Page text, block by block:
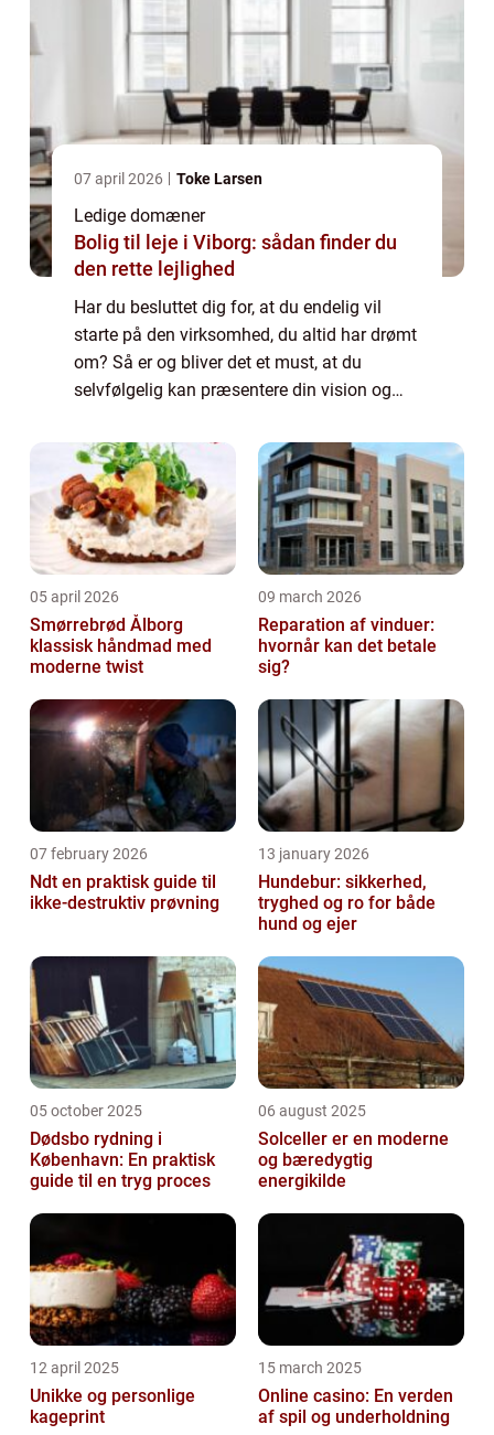
07 april 2026 Toke Larsen
Ledige domæner
Bolig til leje i Viborg: sådan finder du
den rette lejlighed
Har du besluttet dig for, at du endelig vil
starte på den virksomhed, du altid har drømt
om? Så er og bliver det et must, at du
selvfølgelig kan præsentere din vision og
...
05 april 2026
Smørrebrød Ålborg
klassisk håndmad med
moderne twist
09 march 2026
Reparation af vinduer:
hvornår kan det betale
sig?
07 february 2026
Ndt en praktisk guide til
ikke-destruktiv prøvning
13 january 2026
Hundebur: sikkerhed,
tryghed og ro for både
hund og ejer
05 october 2025
Dødsbo rydning i
København: En praktisk
guide til en tryg proces
06 august 2025
Solceller er en moderne
og bæredygtig
energikilde
12 april 2025
Unikke og personlige
kageprint
15 march 2025
Online casino: En verden
af spil og underholdning